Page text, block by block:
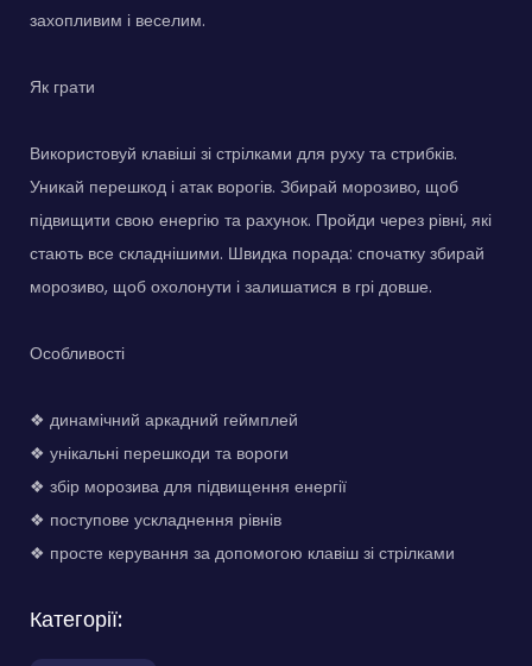
захопливим і веселим.
Як грати
Використовуй клавіші зі стрілками для руху та стрибків.
Уникай перешкод і атак ворогів. Збирай морозиво, щоб
підвищити свою енергію та рахунок. Пройди через рівні, які
стають все складнішими. Швидка порада: спочатку збирай
морозиво, щоб охолонути і залишатися в грі довше.
Особливості
❖ динамічний аркадний геймплей
❖ унікальні перешкоди та вороги
❖ збір морозива для підвищення енергії
❖ поступове ускладнення рівнів
❖ просте керування за допомогою клавіш зі стрілками
Категорії: